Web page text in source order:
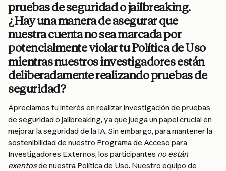
pruebas de seguridad o jailbreaking.
¿Hay una manera de asegurar que
nuestra cuenta no sea marcada por
potencialmente violar tu Política de Uso
mientras nuestros investigadores están
deliberadamente realizando pruebas de
seguridad?
Apreciamos tu interés en realizar investigación de pruebas
de seguridad o jailbreaking, ya que juega un papel crucial en
mejorar la seguridad de la IA. Sin embargo, para mantener la
sostenibilidad de nuestro Programa de Acceso para
Investigadores Externos, los participantes no están
exentos de nuestra Política de Uso. Nuestro equipo de